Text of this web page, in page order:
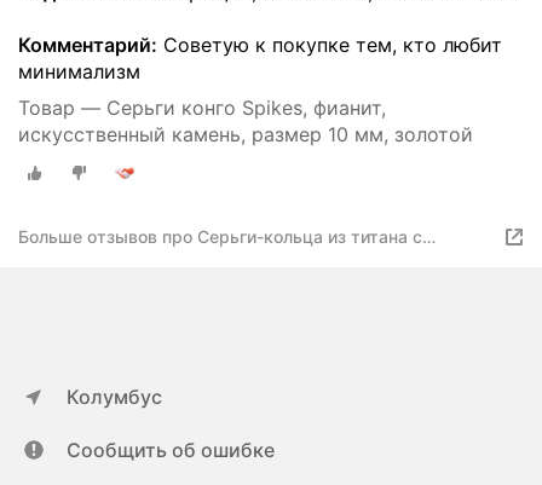
Комментарий: Советую к покупке тем, кто любит
минимализм
Товар — Серьги конго Spikes, фианит,
искусственный камень, размер 10 мм, золотой
Больше отзывов про Серьги-кольца из титана с
Колумбус
Сообщить об ошибке